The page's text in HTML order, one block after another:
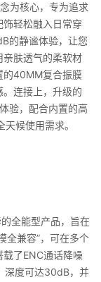
为核心，专为追求
轻松融入日常穿
的静谧体验，让您
肤透气的柔软材
的40MM复合振膜
连接上，升级的
验，配合内置的高
候使用需求。
全能型产品，旨在
全兼容”，可在多个
了ENC通话降噪
深度可达30dB，并